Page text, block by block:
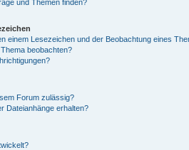
und Themen finden?
einem Lesezeichen und der Beobachtung eines
beobachten?
Forum zulässig?
Dateianhänge erhalten?